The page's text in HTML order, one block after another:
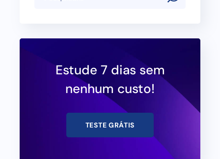
Estude 7 dias sem
nenhum custo!
TESTE GRÁTIS